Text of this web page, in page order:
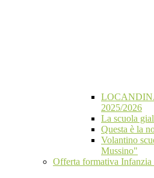
2025/2026
La scuola
Questa è la
Volantino
Mussino"
Offerta formativa